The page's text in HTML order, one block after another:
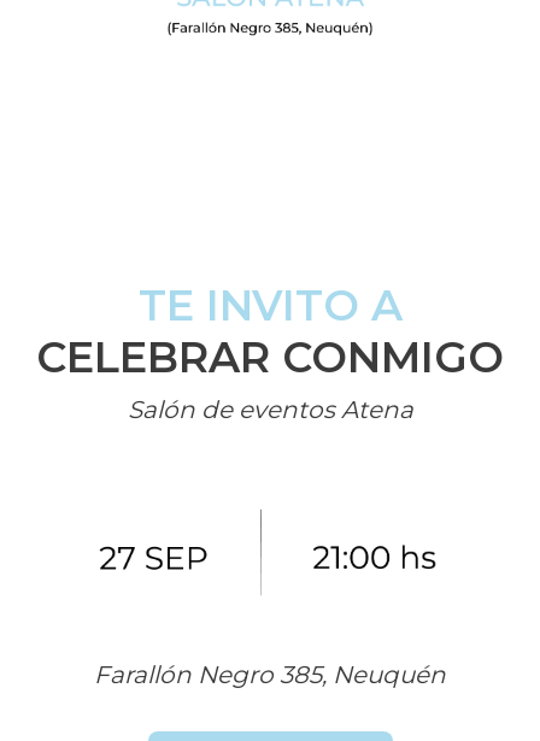
TE INVITO A
CELEBRAR CONMIGO
Salón de eventos Atena
Farallón Negro 385, Neuquén